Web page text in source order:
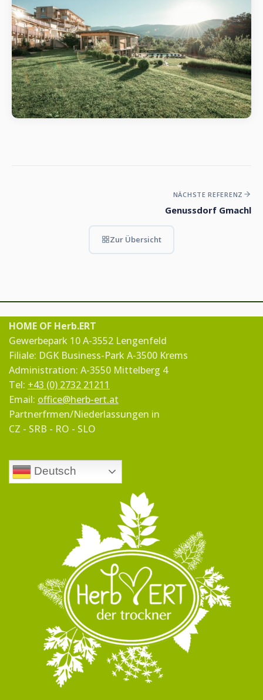
Zur Übersicht
NÄCHSTE REFERENZ
Genussdorf Gmachl
HOME OF Herb.ERT
Gewerbepark 10 A-3552 Lengenfeld
Filiale: DGK Business-Park A-3500 Krems
Administration: A-3550 Mittelberg 4
Tel: +43 (0) 2732 21211
Email: office@herb-ert.at
Partnerfrmen/Niederlassungen in
CZ - SRB - RO - SLO
Deutsch